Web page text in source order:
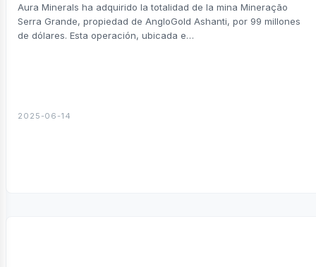
Aura Minerals ha adquirido la totalidad de la mina Mineração
Serra Grande, propiedad de AngloGold Ashanti, por 99 millones
de dólares. Esta operación, ubicada e…
2025-06-14